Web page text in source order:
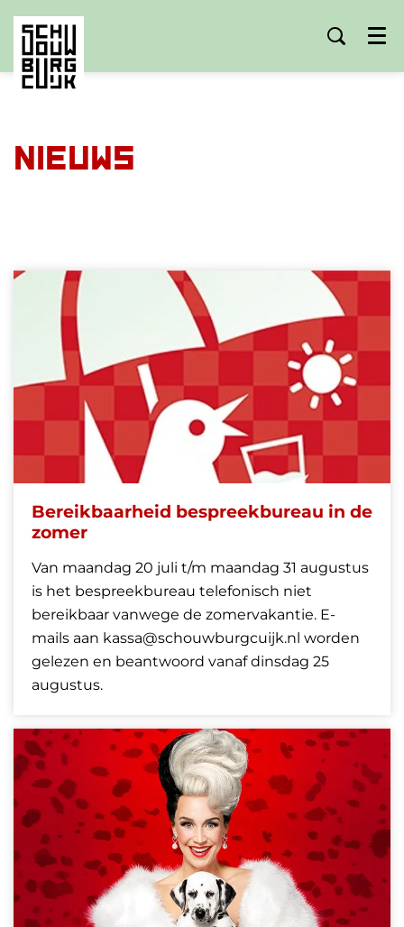
Menu
Nieuws
Bereikbaarheid bespreekbureau in de
zomer
Van maandag 20 juli t/m maandag 31 augustus
is het bespreekbureau telefonisch niet
bereikbaar vanwege de zomervakantie. E-
mails aan kassa@schouwburgcuijk.nl worden
gelezen en beantwoord vanaf dinsdag 25
augustus.